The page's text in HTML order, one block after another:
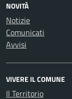
NOVITÀ
Notizie
Comunicati
Avvisi
VIVERE IL COMUNE
Il Territorio